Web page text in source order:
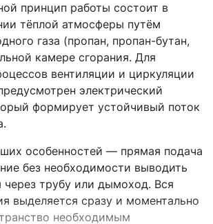
принцип работы состоит в
тёплой атмосферы путём
газа (пропан, пропан-бутан,
камере сгорания. Для
вентиляции и циркуляции
электрический
формирует устойчивый поток
особенностей — прямая подача
без необходимости выводить
через трубу или дымоход. Вся
выделяется сразу и моментально
необходимым